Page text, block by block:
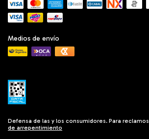
Medios de envío
Defensa de las y los consumidores. Para reclamos
de arrepentimiento